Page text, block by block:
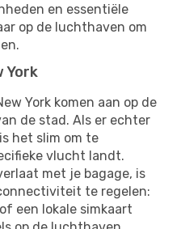
en essentiële
op de luchthaven om
York
York komen aan op de
de stad. Als er echter
het slim om te
vlucht landt.
met je bagage, is
te regelen:
een lokale simkaart